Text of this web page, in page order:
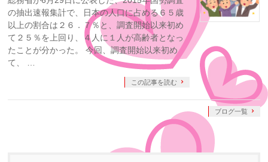
の抽出速報集計で、日本の人口に占める６５歳
以上の割合は２６．７％と、調査開始以来初め
て２５％を上回り、４人に１人が高齢者となっ
たことが分かった。 今回、調査開始以来初め
て、 …
この記事を読む
ブログ一覧